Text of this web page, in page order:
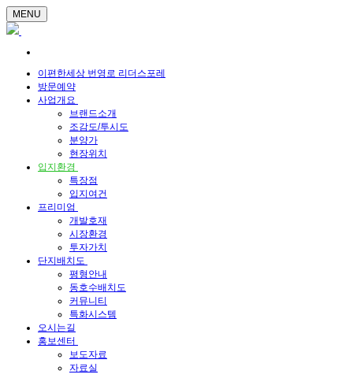
MENU
이편한세상 번영로 리더스포레
방문예약
사업개요
브랜드소개
조감도/투시도
분양가
현장위치
입지환경
특장점
입지여건
프리미엄
개발호재
시장환경
투자가치
단지배치도
평형안내
동호수배치도
커뮤니티
특화시스템
오시는길
홍보센터
보도자료
자료실